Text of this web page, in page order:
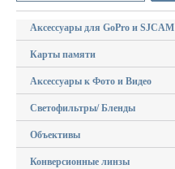
Аксессуары для GoPro и SJCAM
Карты памяти
Аксессуары к Фото и Видео
Светофильтры/ Бленды
Объективы
Конверсионные линзы